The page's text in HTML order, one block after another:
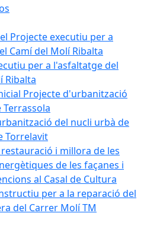
Projecte executiu per a
Camí del Molí Ribalta
per a l'asfaltatge del
Ribalta
Projecte d'urbanització
del nucli urbà de
Torrelavit
i millora de les
de les façanes i
al Casal de Cultura
per a la reparació del
del Carrer Molí TM